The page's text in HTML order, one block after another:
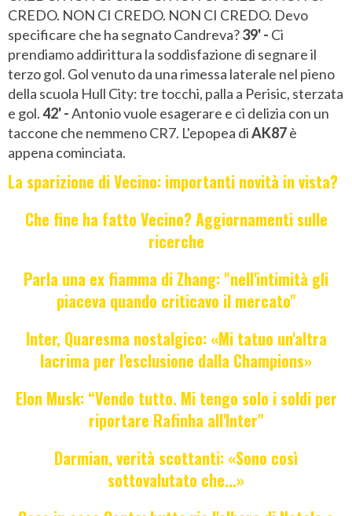
CREDO. NON CI CREDO. NON CI CREDO. Devo
specificare che ha segnato Candreva?39' - Ci
prendiamo addirittura la soddisfazione di segnare il
terzo gol. Gol venuto da una rimessa laterale nel pieno
della scuola Hull City: tre tocchi, palla a Perisic, sterzata
e gol.42' -Antonio vuole esagerare e ci delizia con un
taccone che nemmeno CR7. L'epopea diAK87è
appena cominciata.
La sparizione di Vecino: importanti novità in vista?
Che fine ha fatto Vecino? Aggiornamenti sulle
ricerche
Parla una ex fiamma di Zhang: "nell'intimità gli
piaceva quando criticavo il mercato"
Inter, Quaresma nostalgico: «Mi tatuo un'altra
lacrima per l'esclusione dalla Champions»
Elon Musk: “Vendo tutto. Mi tengo solo i soldi per
riportare Rafinha all'Inter"
Darmian, verità scottanti: «Sono così
sottovalutato che...»